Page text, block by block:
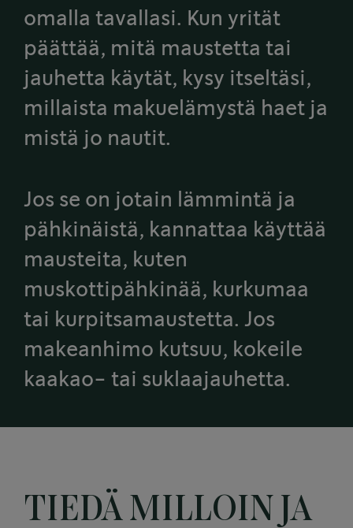
omalla tavallasi. Kun yrität
päättää, mitä maustetta tai
jauhetta käytät, kysy itseltäsi,
millaista makuelämystä haet ja
mistä jo nautit.
Jos se on jotain lämmintä ja
pähkinäistä, kannattaa käyttää
mausteita, kuten
muskottipähkinää, kurkumaa
tai kurpitsamaustetta. Jos
makeanhimo kutsuu, kokeile
kaakao- tai suklaajauhetta.
TIEDÄ MILLOIN JA